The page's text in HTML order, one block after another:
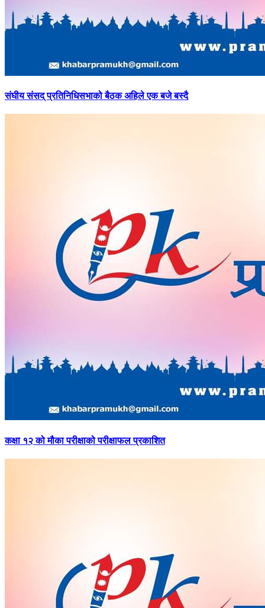
संघीयसंसद् प्रतिनिधिसभाको बैठक अहिले एक बजे बस्दै
कक्षा१२ को मौका परीक्षाको परीक्षाफल प्रकाशित